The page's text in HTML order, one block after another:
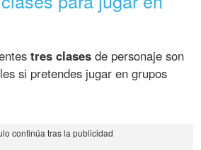
tres clases de personaje son
si pretendes jugar en grupos